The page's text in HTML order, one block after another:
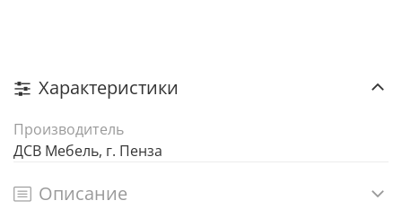
Характеристики
Производитель
ДСВ Мебель, г. Пенза
Описание